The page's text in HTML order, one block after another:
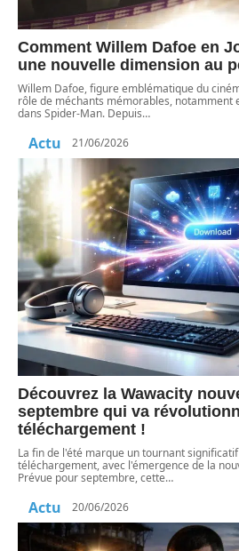
Comment Willem Dafoe en
une nouvelle dimension au
Willem Dafoe, figure emblématique du
rôle de méchants mémorables, notamment
dans Spider-Man. Depuis…
Actu 21/06/2026
Découvrez la Wawacity
septembre qui va
téléchargement !
La fin de l'été marque un tournant
téléchargement, avec l'émergence de la
Prévue pour septembre, cette…
Actu 20/06/2026